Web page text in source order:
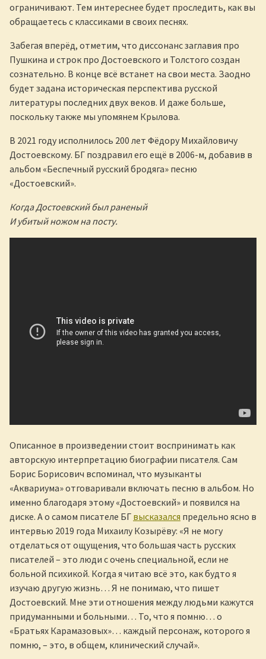
ограничивают. Тем интереснее будет проследить, как вы
обращаетесь с классиками в своих песнях.
Забегая вперёд, отметим, что диссонанс заглавия про
Пушкина и строк про Достоевского и Толстого создан
сознательно. В конце всё встанет на свои места. Заодно
будет задана историческая перспектива русской
литературы последних двух веков. И даже больше,
поскольку также мы упомянем Крылова.
В 2021 году исполнилось 200 лет Фёдору Михайловичу
Достоевскому. БГ поздравил его ещё в 2006-м, добавив в
альбом «Беспечный русский бродяга» песню
«Достоевский».
Когда Достоевский был раненый
И убитый ножом на посту.
Описанное в произведении стоит воспринимать как
авторскую интерпретацию биографии писателя. Сам
Борис Борисович вспоминал, что музыканты
«Аквариума» отговаривали включать песню в альбом. Но
именно благодаря этому «Достоевский» и появился на
диске. А о самом писателе БГ высказался предельно ясно в
интервью 2019 года Михаилу Козырёву: «Я не могу
отделаться от ощущения, что большая часть русских
писателей – это люди с очень специальной, если не
больной психикой. Когда я читаю всё это, как будто я
изучаю другую жизнь… Я не понимаю, что пишет
Достоевский. Мне эти отношения между людьми кажутся
придуманными и больными… То, что я помню… о
«Братьях Карамазовых»… каждый персонаж, которого я
помню, – это, в общем, клинический случай».